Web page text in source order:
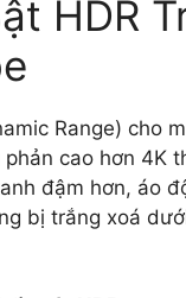
HDR
Range) cho
cao hơn 4K
đậm hơn, áo
bị trắng xoá